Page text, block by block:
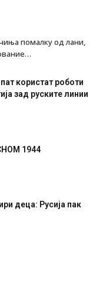
помалку од лани,
користат роботи
зад руските линии
1944
деца: Русија пак